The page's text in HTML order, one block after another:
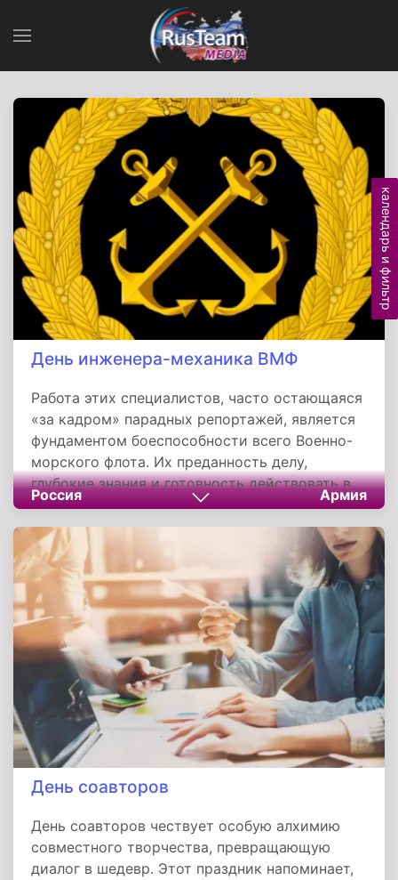
День инженера-механика ВМФ
Работа этих специалистов, часто остающаяся
«за кадром» парадных репортажей, является
фундаментом боеспособности всего Военно-
морского флота. Их преданность делу,
глубокие знания и готовность действовать в
самых экстремальных условиях обеспечивают
живучесть кораблей и безопасность
экипажей. Кроме того праздник
символизирует неразрывную связь славного
прошлого, напряженного настоящего и
технологичного будущего российского флота.
Россия Армия
День соавторов
День соавторов чествует особую алхимию
совместного творчества, превращающую
диалог в шедевр. Этот праздник напоминает,
календарь и фильтр